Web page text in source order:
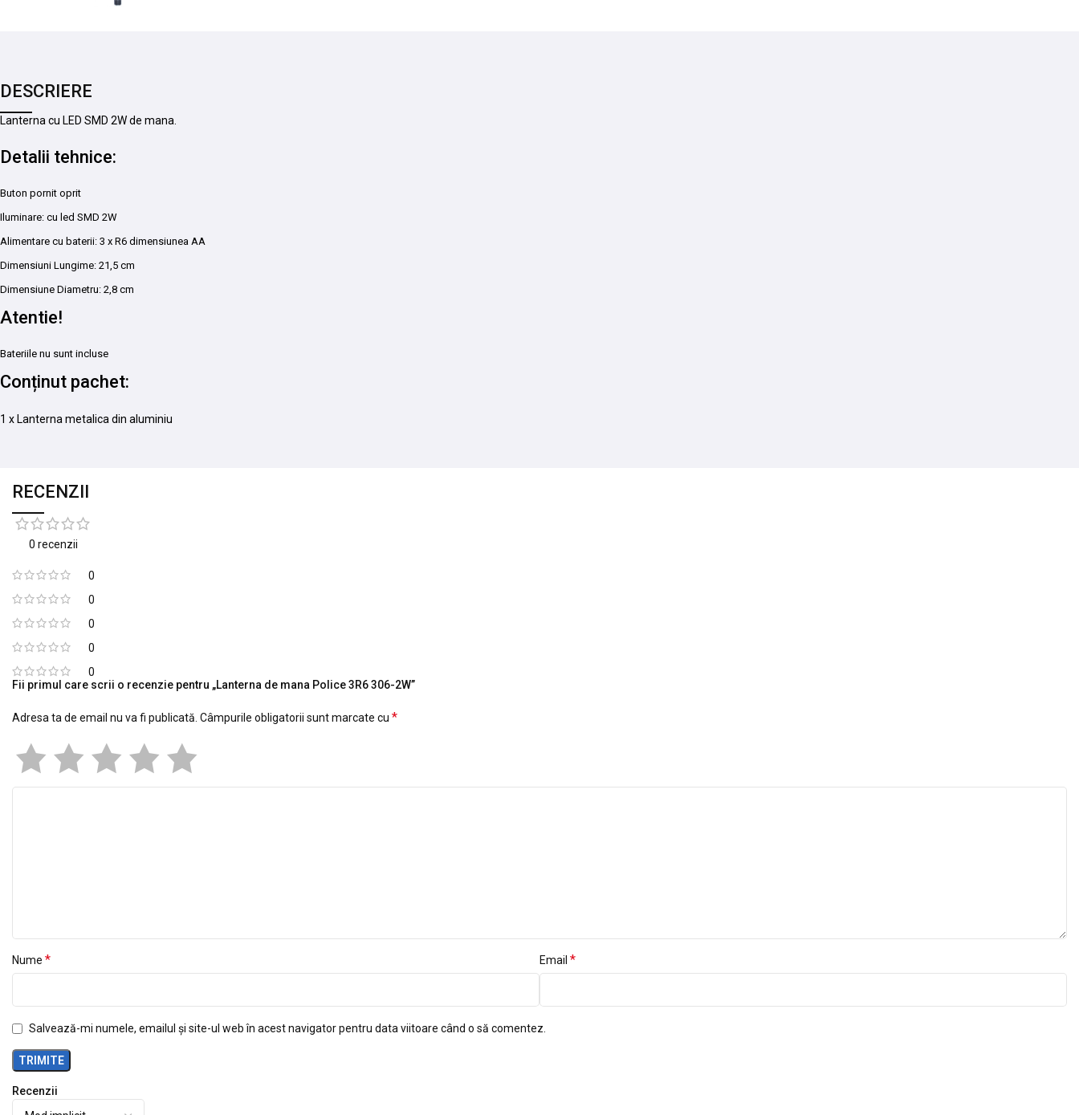
DESCRIERE
Lanterna cu LED SMD 2W de mana.
Detalii tehnice:
Buton pornit oprit
Iluminare: cu led SMD 2W
Alimentare cu baterii: 3 x R6 dimensiunea AA
Dimensiuni Lungime: 21,5 cm
Dimensiune Diametru: 2,8 cm
Atentie!
Bateriile nu sunt incluse
Conținut pachet:
1 x Lanterna metalica din aluminiu
RECENZII
0 recenzii
0
0
0
0
0
Recenzii
Fii primul care scrii o recenzie pentru „Lanterna de mana Police 3R6 306-2W”
Adresa ta de email nu va fi publicată. Câmpurile obligatorii sunt marcate cu *
Nume * Email *
Salvează-mi numele, emailul și site-ul web în acest navigator pentru data viitoare când o să comentez.